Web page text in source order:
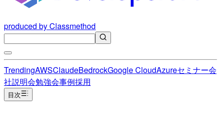
produced by Classmethod
TrendingAWSClaudeBedrockGoogle CloudAzureセミナー会
社説明会勉強会事例採用
目次